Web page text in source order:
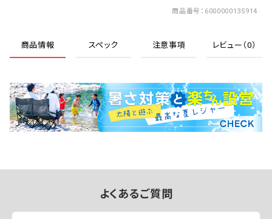
商品番号 6000000135914
商品情報 スペック 注意事項 レビュー（0）
よくあるご質問